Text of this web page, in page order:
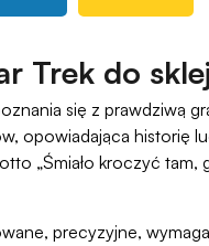
Trek do
się z prawdziwą
opowiadająca historię
„Śmiało kroczyć tam,
precyzyjne,